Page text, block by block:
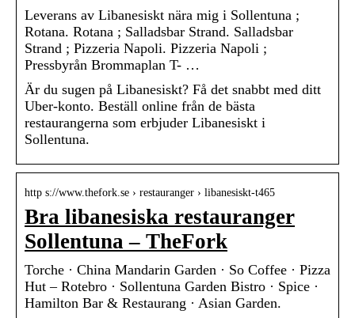
Leverans av Libanesiskt nära mig i Sollentuna ;
Rotana. Rotana ; Salladsbar Strand. Salladsbar
Strand ; Pizzeria Napoli. Pizzeria Napoli ;
Pressbyrån Brommaplan T- …
Är du sugen på Libanesiskt? Få det snabbt med ditt
Uber-konto. Beställ online från de bästa
restaurangerna som erbjuder Libanesiskt i
Sollentuna.
http s://www.thefork.se › restauranger › libanesiskt-t465
Bra libanesiska restauranger
Sollentuna – TheFork
Torche · China Mandarin Garden · So Coffee · Pizza
Hut – Rotebro · Sollentuna Garden Bistro · Spice ·
Hamilton Bar & Restaurang · Asian Garden.